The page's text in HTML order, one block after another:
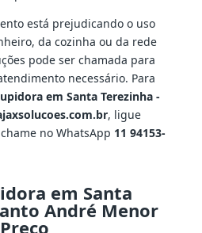
está prejudicando o uso
da cozinha ou da rede
pode ser chamada para
necessário. Para
em Santa Terezinha -
, ligue
no WhatsApp 11 94153-
em Santa
André Menor
Preço